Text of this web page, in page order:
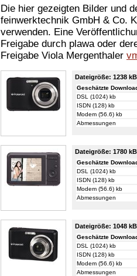
Die hier gezeigten Bilder und
feinwerktechnik GmbH & Co.
verwenden. Eine
Freigabe durch plawa oder
Freigabe Viola Mergenthaler
Dateigröße: 1238 kB
Geschätzte
DSL (1024) kb
ISDN (128) kb
Modem (56.6) kb
Abmessungen
Dateigröße: 1780 kB
Geschätzte
DSL (1024) kb
ISDN (128) kb
Modem (56.6) kb
Abmessungen
Dateigröße: 1048 kB
Geschätzte
DSL (1024) kb
ISDN (128) kb
Modem (56.6) kb
Abmessungen